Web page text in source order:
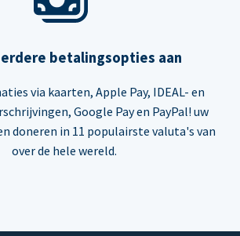
betalingsopties aan
via kaarten, Apple Pay, IDEAL- en
Google Pay en PayPal! uw
doneren in 11 populairste valuta's van
over de hele wereld.